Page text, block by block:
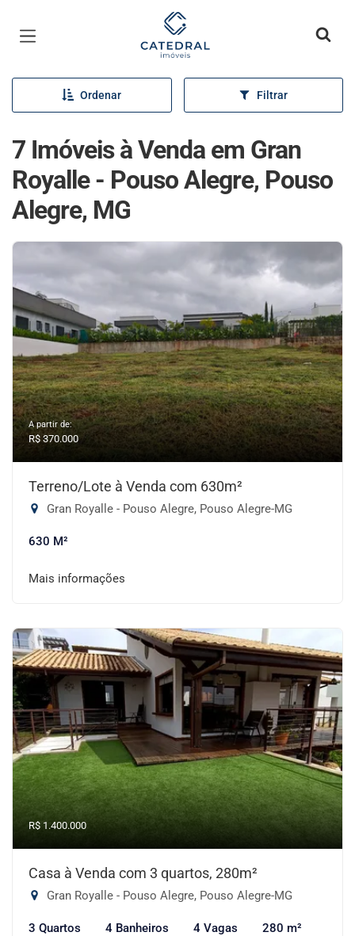
Página inicial
Ordenar Filtrar
7 Imóveis à Venda em Gran
Royalle - Pouso Alegre, Pouso
Alegre, MG
A partir de:
R$ 370.000
Terreno/Lote à Venda com 630m²
Gran Royalle - Pouso Alegre, Pouso Alegre-MG
630 M²
Mais informações
R$ 1.400.000
Casa à Venda com 3 quartos, 280m²
Gran Royalle - Pouso Alegre, Pouso Alegre-MG
3 Quartos 4 Banheiros 4 Vagas 280 m²